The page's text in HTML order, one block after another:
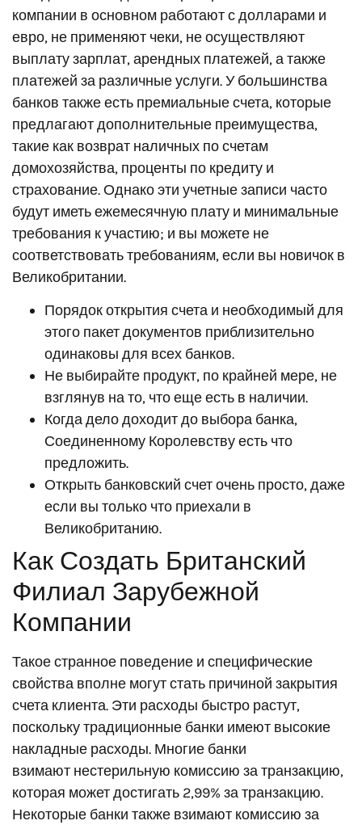
компании в основном работают с долларами и
евро, не применяют чеки, не осуществляют
выплату зарплат, арендных платежей, а также
платежей за различные услуги. У большинства
банков также есть премиальные счета, которые
предлагают дополнительные преимущества,
такие как возврат наличных по счетам
домохозяйства, проценты по кредиту и
страхование. Однако эти учетные записи часто
будут иметь ежемесячную плату и минимальные
требования к участию; и вы можете не
соответствовать требованиям, если вы новичок в
Великобритании.
Порядок открытия счета и необходимый для
этого пакет документов приблизительно
одинаковы для всех банков.
Не выбирайте продукт, по крайней мере, не
взглянув на то, что еще есть в наличии.
Когда дело доходит до выбора банка,
Соединенному Королевству есть что
предложить.
Открыть банковский счет очень просто, даже
если вы только что приехали в
Великобританию.
Как Создать Британский
Филиал Зарубежной
Компании
Такое странное поведение и специфические
свойства вполне могут стать причиной закрытия
счета клиента. Эти расходы быстро растут,
поскольку традиционные банки имеют высокие
накладные расходы. Многие банки
взимают нестерильную комиссию за транзакцию,
которая может достигать 2,99% за транзакцию.
Некоторые банки также взимают комиссию за